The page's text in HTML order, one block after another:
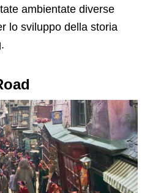
ambientate diverse
lo sviluppo della storia